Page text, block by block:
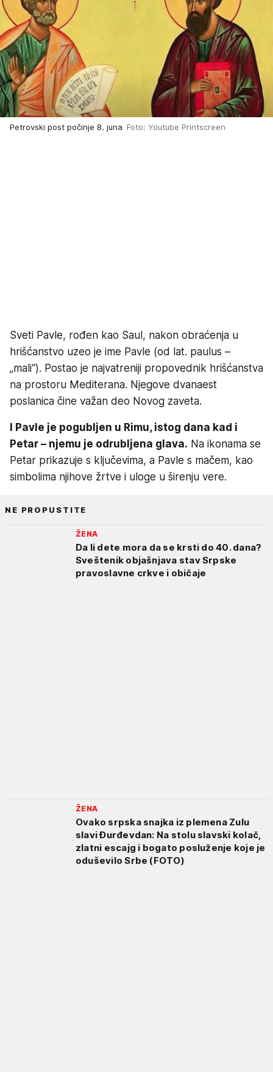
Petrovski post počinje 8. juna Foto: Youtube Printscreen
Sveti Pavle, rođen kao Saul, nakon obraćenja u
hrišćanstvo uzeo je ime Pavle (od lat. paulus –
„mali“). Postao je najvatreniji propovednik hrišćanstva
na prostoru Mediterana. Njegove dvanaest
poslanica čine važan deo Novog zaveta.
I Pavle je pogubljen u Rimu, istog dana kad i
Petar – njemu je odrubljena glava. Na ikonama se
Petar prikazuje s ključevima, a Pavle s mačem, kao
simbolima njihove žrtve i uloge u širenju vere.
NE PROPUSTITE
ŽENA
Da li dete mora da se krsti do 40. dana?
Sveštenik objašnjava stav Srpske
pravoslavne crkve i običaje
ŽENA
Ovako srpska snajka iz plemena Zulu
slavi Đurđevdan: Na stolu slavski kolač,
zlatni escajg i bogato posluženje koje je
oduševilo Srbe (FOTO)